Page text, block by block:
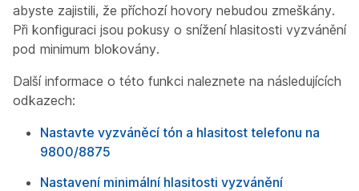
abyste zajistili, že příchozí hovory nebudou zmeškány.
Při konfiguraci jsou pokusy o snížení hlasitosti vyzvánění
pod minimum blokovány.
Další informace o této funkci naleznete na následujících
odkazech:
Nastavte vyzváněcí tón a hlasitost telefonu na
9800/8875
Nastavení minimální hlasitosti vyzvánění